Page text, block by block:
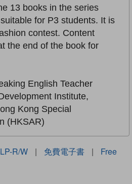
13 books in the series
for P3 students. It is
contest. Content
the end of the book for
English Teacher
Institute,
Kong Special
(HKSAR)
R/W | 免費電子書 |
Free